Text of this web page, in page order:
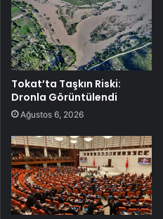
Tokat’ta Taşkın Riski:
Dronla Görüntülendi
Ağustos 6, 2026